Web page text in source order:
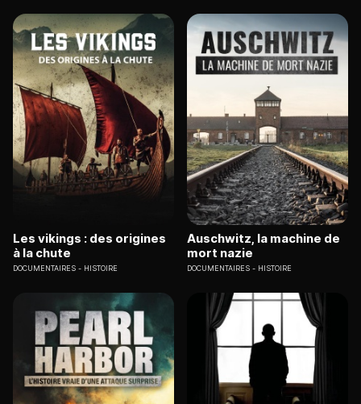
Les vikings : des origines
à la chute
DOCUMENTAIRES HISTOIRE
Auschwitz, la machine de
mort nazie
DOCUMENTAIRES HISTOIRE